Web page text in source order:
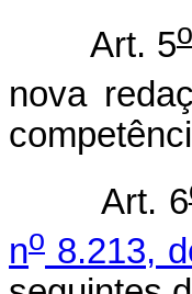
Art. 5o
nova
Art. 6
no 8.213,